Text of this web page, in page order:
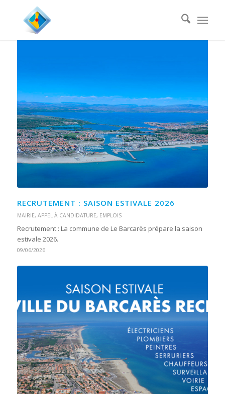
RECRUTEMENT : SAISON ESTIVALE 2026
MAIRIE, APPEL À CANDIDATURE, EMPLOIS
Recrutement : La commune de Le Barcarès prépare la saison
estivale 2026.
09/06/2026